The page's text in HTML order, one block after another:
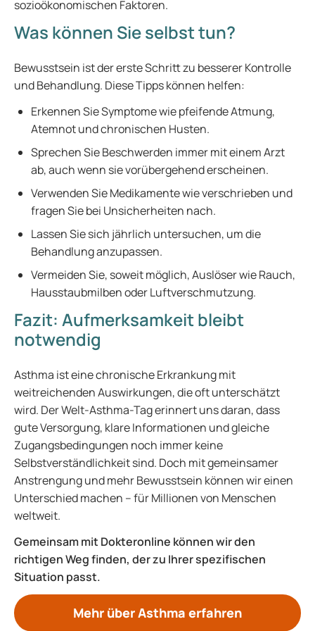
sozioökonomischen Faktoren.
Was können Sie selbst tun?
Bewusstsein ist der erste Schritt zu besserer Kontrolle
und Behandlung. Diese Tipps können helfen:
Erkennen Sie Symptome wie pfeifende Atmung,
Atemnot und chronischen Husten.
Sprechen Sie Beschwerden immer mit einem Arzt
ab, auch wenn sie vorübergehend erscheinen.
Verwenden Sie Medikamente wie verschrieben und
fragen Sie bei Unsicherheiten nach.
Lassen Sie sich jährlich untersuchen, um die
Behandlung anzupassen.
Vermeiden Sie, soweit möglich, Auslöser wie Rauch,
Hausstaubmilben oder Luftverschmutzung.
Fazit: Aufmerksamkeit bleibt
notwendig
Asthma ist eine chronische Erkrankung mit
weitreichenden Auswirkungen, die oft unterschätzt
wird. Der Welt-Asthma-Tag erinnert uns daran, dass
gute Versorgung, klare Informationen und gleiche
Zugangsbedingungen noch immer keine
Selbstverständlichkeit sind. Doch mit gemeinsamer
Anstrengung und mehr Bewusstsein können wir einen
Unterschied machen – für Millionen von Menschen
weltweit.
Gemeinsam mit Dokteronline können wir den
richtigen Weg finden, der zu Ihrer spezifischen
Situation passt.
Mehr über Asthma erfahren